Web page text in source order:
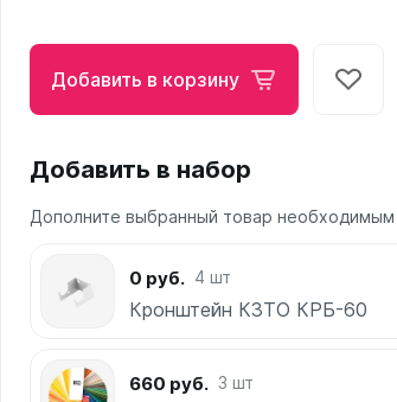
Добавить в корзину
Добавить в набор
Дополните выбранный товар необходимым
0 руб. 4 шт
Кронштейн КЗТО КРБ-60
660 руб. 3 шт